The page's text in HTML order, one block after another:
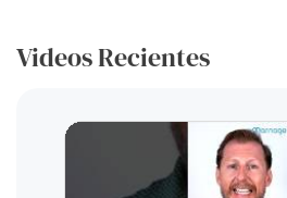
Videos Recientes